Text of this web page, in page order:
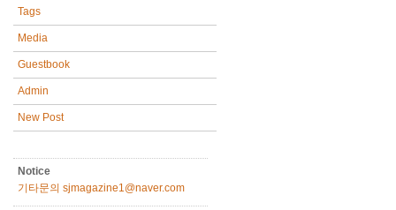
Tags
Media
Guestbook
Admin
New Post
Notice
기타문의 sjmagazine1@naver.com